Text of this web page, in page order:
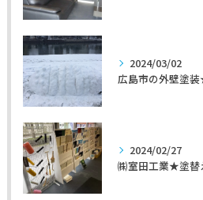
2024/03/02
2024/02/27